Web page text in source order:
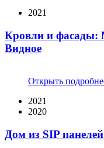
2021
Кровли и фасады:
Видное
Открыть
2021
2020
Дом из SIP